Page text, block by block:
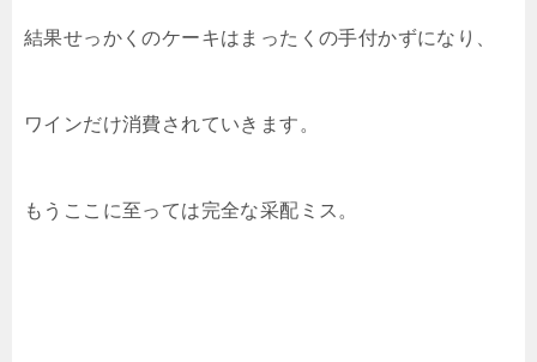
結果せっかくのケーキはまったくの手付かずになり、
ワインだけ消費されていきます。
もうここに至っては完全な采配ミス。